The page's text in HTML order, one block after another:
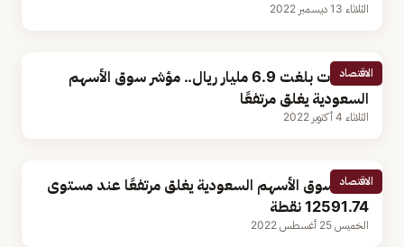
الثلاثاء 13 ديسمبر 2022
الاقتصاد
بتداولات بلغت 6.9 مليار ريال.. مؤشر سوق الأسهم
السعودية يغلق مرتفعًا
الثلاثاء 4 أكتوبر 2022
الاقتصاد
مؤشر سوق الأسهم السعودية يغلق مرتفعًا عند مستوى
12591.74 نقطة
الخميس 25 أغسطس 2022